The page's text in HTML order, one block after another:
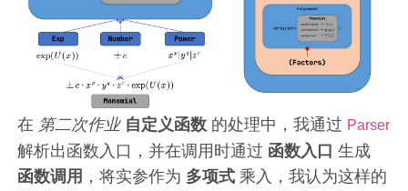
在 第二次作业 自定义函数 的处理中，我通过 Parser
解析出函数入口，并在调用时通过 函数入口 生成
函数调用 ，将实参作为 多项式 乘入，我认为这样的